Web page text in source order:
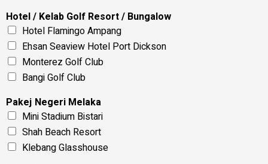
Hotel / Kelab Golf Resort / Bungalow
Hotel Flamingo Ampang
Ehsan Seaview Hotel Port Dickson
Monterez Golf Club
Bangi Golf Club
Pakej Negeri Melaka
Mini Stadium Bistari
Shah Beach Resort
Klebang Glasshouse